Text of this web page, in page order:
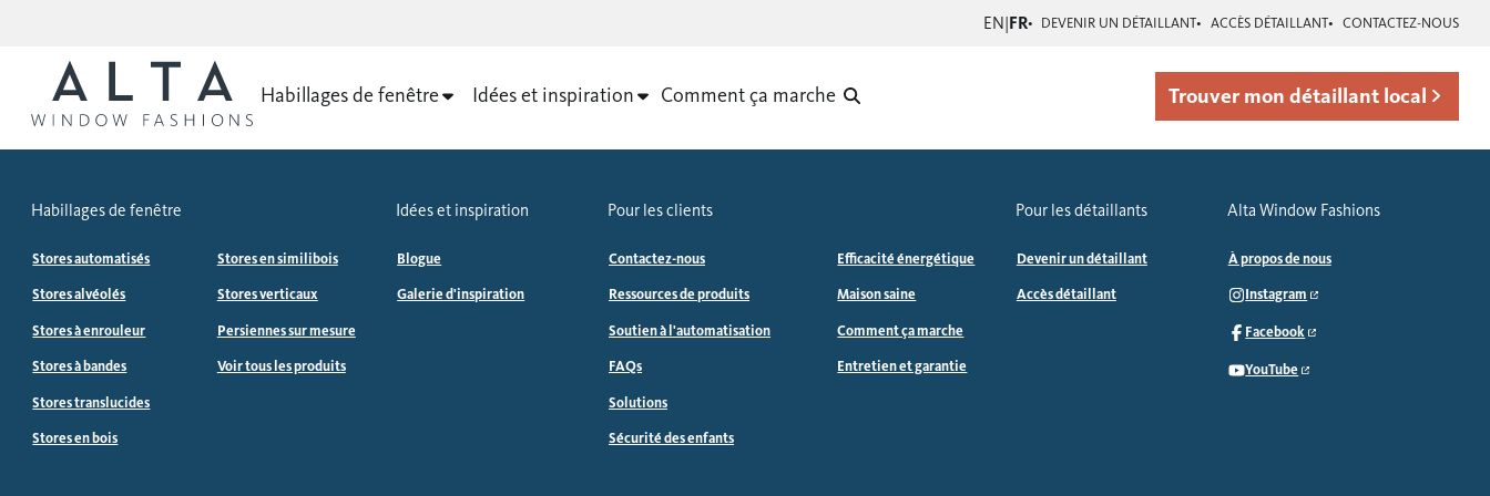
EN|FR DEVENIR UN DÉTAILLANT ACCÈS DÉTAILLANT CONTACTEZ-NOUS
Habillages de fenêtre Idées et inspiration Comment ça marche Trouver mon détaillant local
Habillages de fenêtre
Stores automatisés
Stores alvéolés
Stores à enrouleur
Stores à bandes
Stores translucides
Stores en bois
Stores en similibois
Stores verticaux
Persiennes sur mesure
Voir tous les produits
Idées et inspiration
Blogue
Galerie d'inspiration
Pour les clients
Contactez-nous
Ressources de produits
Soutien à l'automatisation
FAQs
Solutions
Sécurité des enfants
Efficacité énergétique
Maison saine
Comment ça marche
Entretien et garantie
Pour les détaillants
Devenir un détaillant
Accès détaillant
Alta Window Fashions
À propos de nous
Instagram
Facebook
YouTube